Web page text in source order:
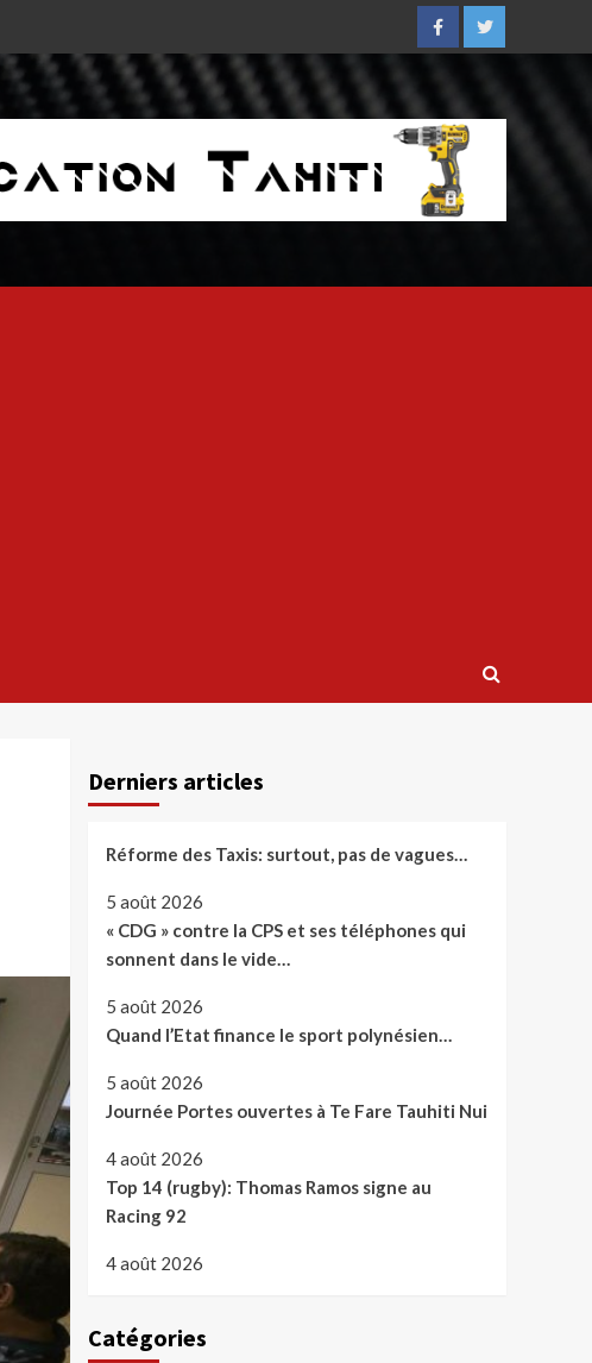
FacebookTwitter
Derniers articles
Réforme des Taxis: surtout, pas de vagues…
5 août 2026
« CDG » contre la CPS et ses téléphones qui
sonnent dans le vide…
5 août 2026
Quand l’Etat finance le sport polynésien…
5 août 2026
Journée Portes ouvertes à Te Fare Tauhiti Nui
4 août 2026
Top 14 (rugby): Thomas Ramos signe au
Racing 92
4 août 2026
Catégories